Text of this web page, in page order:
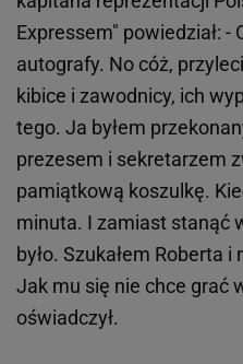
Expressem" powiedział: -
autografy. No cóż,
kibice i zawodnicy, ich
tego. Ja byłem
prezesem i sekretarzem
pamiątkową koszulkę.
minuta. I zamiast stanąć
było. Szukałem Roberta
Jak mu się nie chce grać
oświadczył.